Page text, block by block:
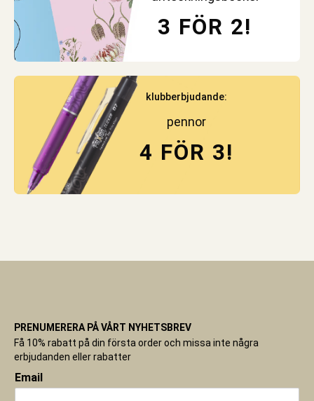
3 FÖR 2!
klubberbjudande:
pennor
4 FÖR 3!
PRENUMERERA PÅ VÅRT NYHETSBREV
Få 10% rabatt på din första order och missa inte några
erbjudanden eller rabatter
Email